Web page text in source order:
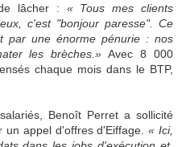
lâcher : « Tous mes clients
c'est "bonjour paresse". Ce
par une énorme pénurie : nos
les brèches.» Avec 8 000
chaque mois dans le BTP,
Benoît Perret a sollicité
un appel d'offres d'Eiffage.« Ici,